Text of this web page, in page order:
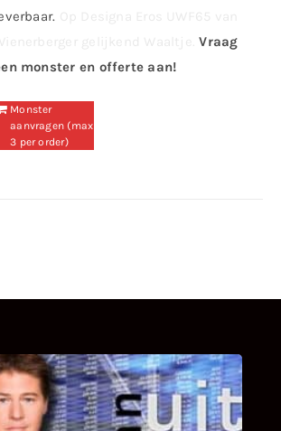
Vraag
monster en offerte aan!
Monster
aanvragen (max
3 per order)
VAN EXECUTIE
de fragmenten van de deelname